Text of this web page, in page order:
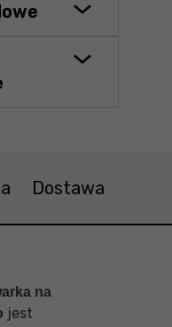
Dostawa
na
jest